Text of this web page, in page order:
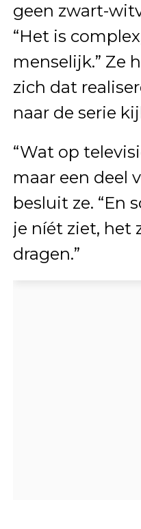
geen zwart-
“Het is
menselijk.” Ze
zich dat
naar de serie
“Wat op
maar een deel
besluit ze. “En
je níét ziet, het
dragen.”